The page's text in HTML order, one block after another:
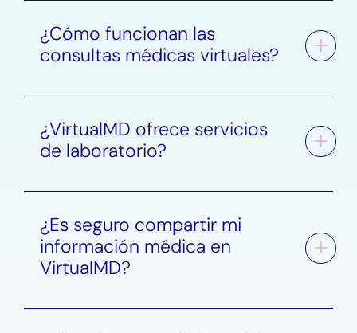
¿Cómo funcionan las
consultas médicas virtuales?
¿VirtualMD ofrece servicios
de laboratorio?
¿Es seguro compartir mi
información médica en
VirtualMD?